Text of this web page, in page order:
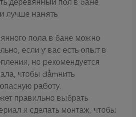
деревянный пол в бане
лучше нанять
пола в бане можно
если у вас есть опыт в
но рекомендуется
чтобы đảmнить
работу.
правильно выбрать
и сделать монтаж, чтобы